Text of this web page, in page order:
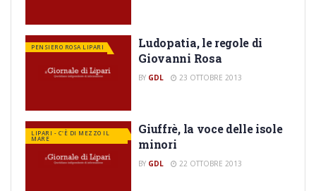
PENSIERO ROSA LIPARI
Ludopatia, le regole di
Giovanni Rosa
BY GDL 23 OTTOBRE 2013
LIPARI - C'È DI MEZZO IL
MARE
Giuffrè, la voce delle isole
minori
BY GDL 22 OTTOBRE 2013